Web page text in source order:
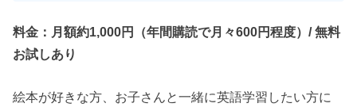
料金：月額約1,000円（年間購読で月々600円程度）/ 無料
お試しあり
絵本が好きな方、お子さんと一緒に英語学習したい方に